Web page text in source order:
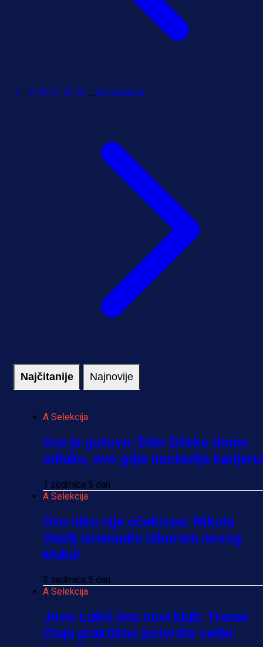
1 ... 9 10 11 12 13 ... 50 Sljedeća
Najčitanije Najnovije
A Selekcija
Sve je gotovo: Edin Džeko donio
odluku, evo gdje nastavlja
1 sedmica 5 dan
A Selekcija
Ovo niko nije očekivao: Nikola
Vasilj iznenadio izborom novog
kluba!
3 sedmica 5 dan
A Selekcija
Jovo Lukić ima novi klub: Trener
Cluja praktično potvrdio veliki